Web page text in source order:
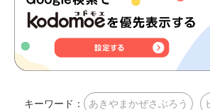
キーワード： あきやまかぜさぶろう